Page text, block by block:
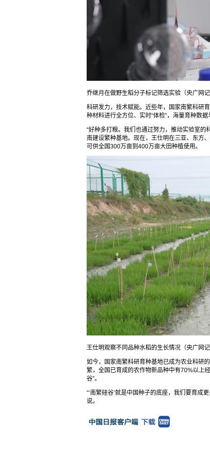
乔继月在做野生稻分子标记筛选实验（央广网记
科研发力，技术赋能。近些年，国家南繁科研
种材料进行全方位、实时“体检”，海量育种数
“好种多打粮。我们也通过努力，推动实验室
南建设繁种基地。现在，王仕明在三亚、东方
可供全国300万亩到400万亩大田种植使用。
王仕明观察不同品种水稻的生长情况（央广网记
如今，国家南繁科研育种基地已成为农业科研
繁，全国已育成的农作物新品种中有70%以上
谷”。
“‘南繁硅谷’就是中国种子的底座，我们要育成
说。